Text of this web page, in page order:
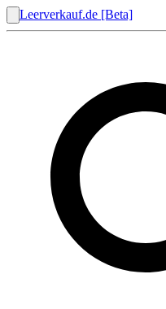
Leerverkauf.de [Beta]